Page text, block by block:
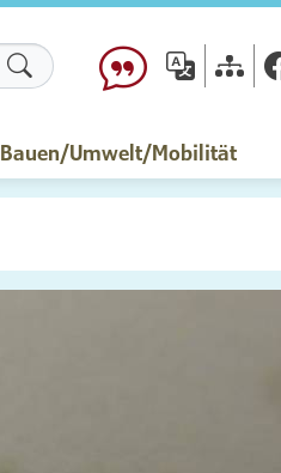
Formularschaltfläche
Bauen/Umwelt/Mobilität